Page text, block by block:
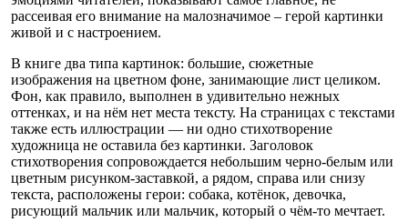
рассеивая его внимание на малозначимое – герой картинки
живой и с настроением.
В книге два типа картинок: большие, сюжетные
изображения на цветном фоне, занимающие лист целиком.
Фон, как правило, выполнен в удивительно нежных
оттенках, и на нём нет места тексту. На страницах с текстами
также есть иллюстрации — ни одно стихотворение
художница не оставила без картинки. Заголовок
стихотворения сопровождается небольшим черно-белым или
цветным рисунком-заставкой, а рядом, справа или снизу
текста, расположены герои: собака, котёнок, девочка,
рисующий мальчик или мальчик, который о чём-то мечтает.